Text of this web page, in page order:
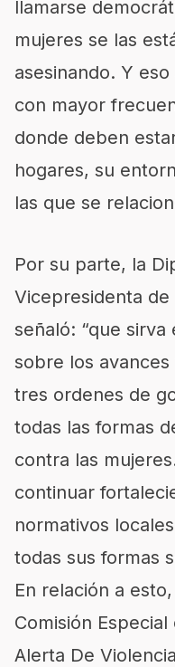
llamarse
mujeres se las
asesinando. Y
con mayor
donde deben
hogares, su
las que se
Por su parte, la
Vicepresidenta de
señaló: “que
sobre los
tres ordenes de
todas las formas
contra las
continuar
normativos
todas sus formas
En relación a
Comisión
Alerta De